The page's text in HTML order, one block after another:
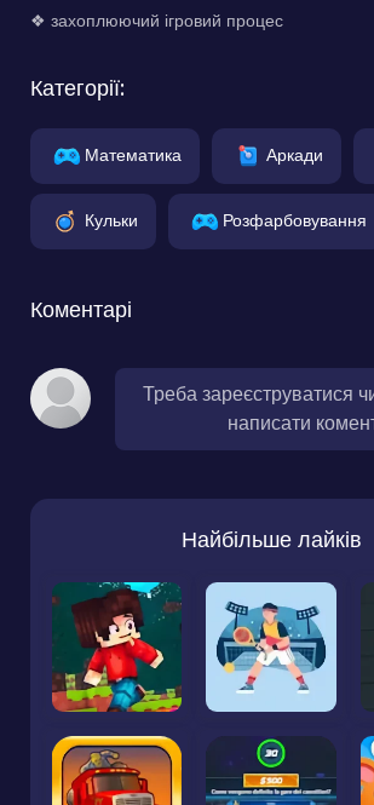
❖ захоплюючий ігровий процес
Категорії:
Математика Аркади
Кульки Розфарбовування
Коментарі
Треба зареєструватися
написати
Найбільше лайків